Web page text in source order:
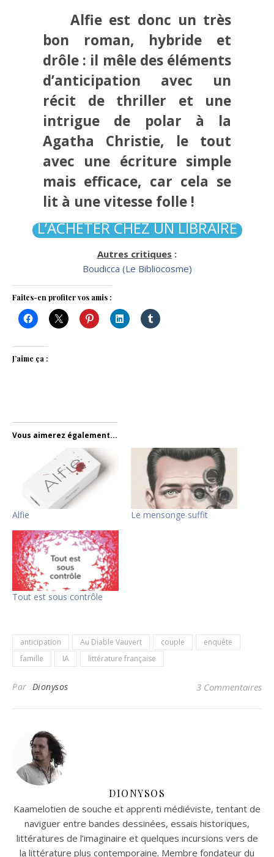
Alfie est donc un très
bon roman, hybride et
drôle : il mêle des éléments
d’anticipation avec un
récit de thriller et une
intrigue de polar à la
Agatha Christie, le tout
avec une écriture simple
mais efficace, car cela se
lit à une vitesse folle !
L’ACHETER CHEZ UN LIBRAIRE
Autres critiques :
Boudicca (Le Bibliocosme)
Faites-en profiter vos amis :
J’aime ça :
Vous aimerez également...
Alfie Le mensonge suffit
Tout est sous contrôle
anticipation Au Diable Vauvert couple
enquête
famille
IA littérature française
Par Dionysos 3 Commentaires
DIONYSOS
Kaamelotien de souche et apprenti médiéviste, tentant de
naviguer entre bandes dessinées, essais historiques,
littératures de l’imaginaire et quelques incursions vers de
la littérature plus contemporaine. Membre fondateur du